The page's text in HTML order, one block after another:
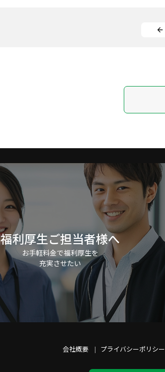
福利厚生ご担当者様へ
お手軽料金で福利厚生を
充実させたい
会社概要 プライバシーポリシー